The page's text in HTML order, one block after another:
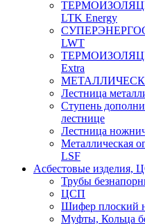
LTK Energy
LWT
Extra
Лестница
Ступень
лестнице
Лестница
Металлическая
LSF
Асбестовые изделия,
Трубы
ЦСП
Шифер плоский
Муфты, Кольца